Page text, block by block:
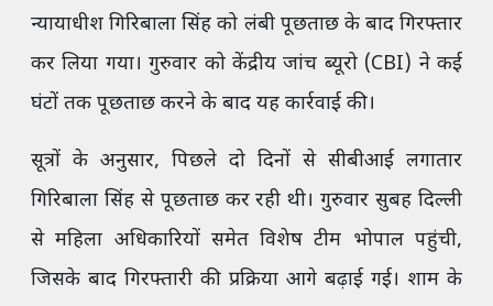
न्यायाधीश गिरिबाला सिंह को लंबी पूछताछ के बाद गिरफ्तार
कर लिया गया। गुरुवार को केंद्रीय जांच ब्यूरो (CBI) ने कई
घंटों तक पूछताछ करने के बाद यह कार्रवाई की।
सूत्रों के अनुसार, पिछले दो दिनों से सीबीआई लगातार
गिरिबाला सिंह से पूछताछ कर रही थी। गुरुवार सुबह दिल्ली
से महिला अधिकारियों समेत विशेष टीम भोपाल पहुंची,
जिसके बाद गिरफ्तारी की प्रक्रिया आगे बढ़ाई गई। शाम के